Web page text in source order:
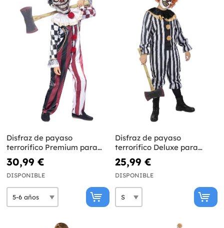
Disfraz de payaso
terrorífico Premium para
niño
30,99 €
DISPONIBLE
Disfraz de payaso
terrorífico Deluxe para
hombre
25,99 €
DISPONIBLE